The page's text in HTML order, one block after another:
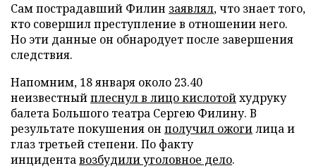
Сам пострадавший Филин заявлял, что знает того,
кто совершил преступление в отношении него.
Но эти данные он обнародует после завершения
следствия.
Напомним, 18 января около 23.40
неизвестныйплеснул в лицо кислотойхудруку
балета Большого театра Сергею Филину. В
результате покушения он получил ожогилица и
глаз третьей степени. По факту
инцидентавозбудили уголовное дело.